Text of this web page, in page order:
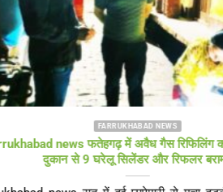
FARRUKHABAD NEWS
KAIMGANJ NEWS प्रधानमंत्री आवास
टीनशेड में गुजर रही जिंदगी, कई बार गुहार के
पक्का आशियाना